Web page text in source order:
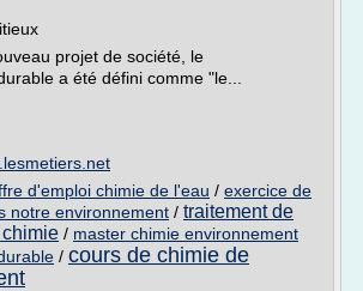
projet de société, le
a été défini comme "le...
d'emploi chimie de l'eau / exercice de
notre environnement / traitement de
/ master chimie environnement
/ cours de chimie de